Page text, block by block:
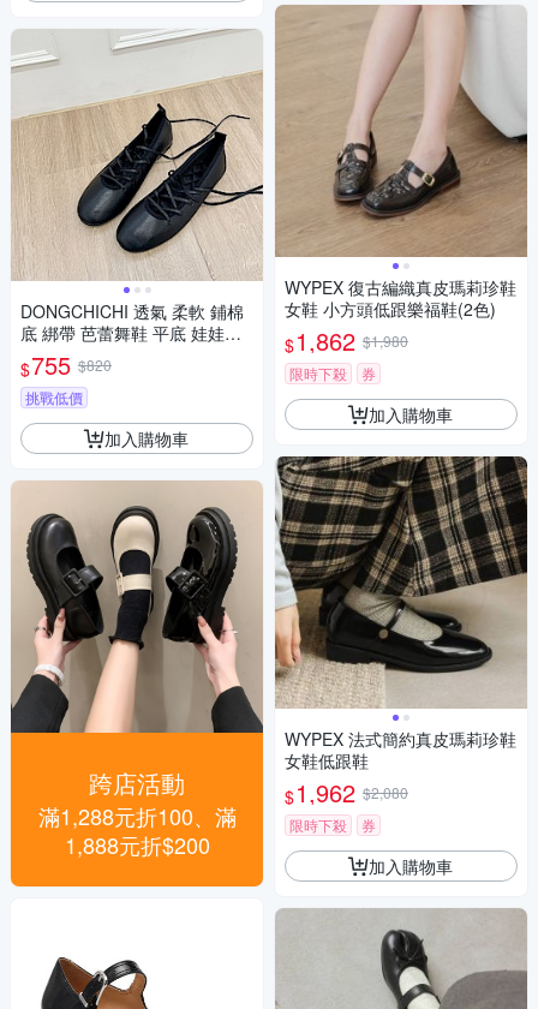
DONGCHICHI 透氣 柔軟 鋪棉
底 綁帶 芭蕾舞鞋 平底 娃娃鞋
瑪莉珍鞋 黑色 G008
$755 $820
挑戰低價
加入購物車
跨店活動
滿1,288元折100、滿
1,888元折$200
WYPEX 復古編織真皮瑪莉珍鞋
女鞋 小方頭低跟樂福鞋(2色)
$1,862 $1,980
限時下殺
券
加入購物車
WYPEX 法式簡約真皮瑪莉珍鞋
女鞋低跟鞋
$1,962 $2,080
限時下殺
券
加入購物車